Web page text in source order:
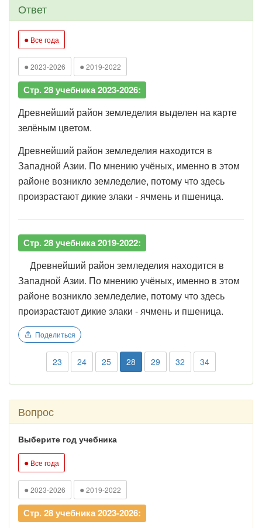
Ответ
● Все года
● 2023-2026 ● 2019-2022
Стр. 28 учебника 2023-2026:
Древнейший район земледелия выделен на карте
зелёным цветом.
Древнейший район земледелия находится в
Западной Азии. По мнению учёных, именно в этом
районе возникло земледелие, потому что здесь
произрастают дикие злаки - ячмень и пшеница.
Стр. 28 учебника 2019-2022:
Древнейший район земледелия находится в
Западной Азии. По мнению учёных, именно в этом
районе возникло земледелие, потому что здесь
произрастают дикие злаки - ячмень и пшеница.
Поделиться
23 24 25 28 29 32 34
Вопрос
Выберите год учебника
● Все года
● 2023-2026 ● 2019-2022
Стр. 28 учебника 2023-2026: